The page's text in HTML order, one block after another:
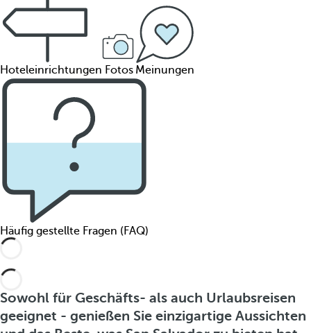
Hoteleinrichtungen Fotos Meinungen
Häufig gestellte Fragen (FAQ)
Sowohl für Geschäfts- als auch Urlaubsreisen
geeignet - genießen Sie einzigartige Aussichten